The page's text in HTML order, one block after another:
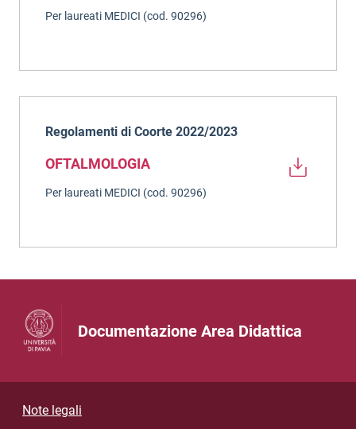
Per laureati MEDICI (cod. 90296)
Regolamenti di Coorte 2022/2023
OFTALMOLOGIA
Per laureati MEDICI (cod. 90296)
Documentazione Area Didattica
Note legali